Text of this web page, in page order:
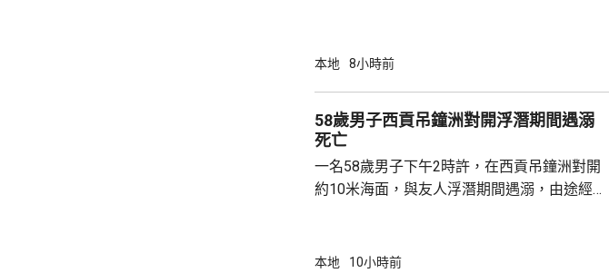
內的不明連結，以盗取市民的個人資料。社署
本地 8小時前
58歲男子西貢吊鐘洲對開浮潛期間遇溺
死亡
一名58歲男子下午2時許，在西貢吊鐘洲對開
約10米海面，與友人浮潛期間遇溺，由途經船
確定。
本地 10小時前